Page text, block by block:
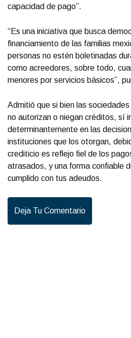
capacidad de pago”.
“Es una iniciativa que busca
financiamiento de las familias
personas no estén boletinadas
como acreedores, sobre todo,
menores por servicios básicos”,
Admitió que si bien las
no autorizan o niegan créditos, sí
determinantemente en las
instituciones que los otorgan,
crediticio es reflejo fiel de los
atrasados, y una forma confiable
cumplido con tus adeudos.
Deja Tu Comentario